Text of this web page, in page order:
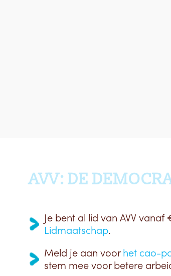
AVV: DE
Je bent al lid van AVV
Lidmaatschap.
Meld je aan voorhet cao-
stem mee voor betere